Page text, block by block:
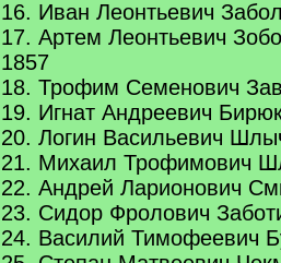
16. Иван Леонтьевич
17. Артем Леонтьевич
1857
18. Трофим Семенович
19. Игнат Андреевич
20. Логин Васильевич
21. Михаил Трофимович
22. Андрей Ларионович
23. Сидор Фролович
24. Василий Тимофеевич